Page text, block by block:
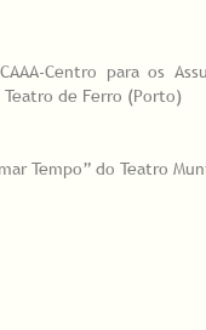
Centro para os
de Ferro (Porto)
Tempo” do Teatro